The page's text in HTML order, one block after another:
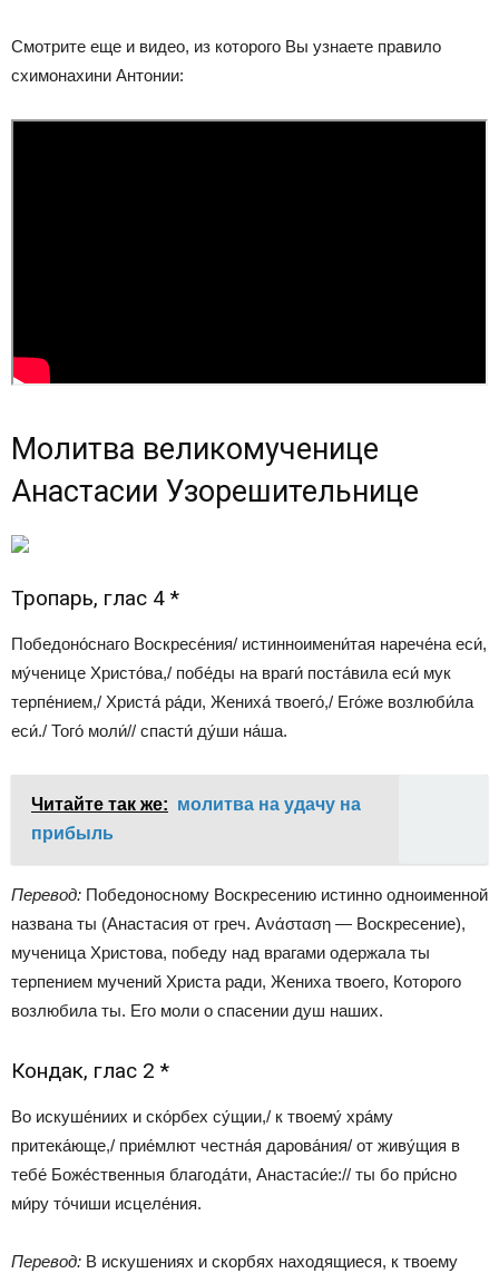
Смотрите еще и видео, из которого Вы узнаете правило
схимонахини Антонии:
Молитва великомученице
Анастасии Узорешительнице
Тропарь, глас 4 *
Победоно́снаго Воскресе́ния/ истинноимени́тая нарече́на еси́,
му́ченице Христо́ва,/ побе́ды на враги́ поста́вила еси́ мук
терпе́нием,/ Христа́ ра́ди, Жениха́ твоего́,/ Его́же возлюби́ла
еси́./ Того́ моли́// спасти́ ду́ши на́ша.
Читайте так же: молитва на удачу на
прибыль
Перевод: Победоносному Воскресению истинно одноименной
названа ты (Анастасия от греч. Ανάσταση — Воскресение),
мученица Христова, победу над врагами одержала ты
терпением мучений Христа ради, Жениха твоего, Которого
возлюбила ты. Его моли о спасении душ наших.
Кондак, глас 2 *
Во искуше́ниих и ско́рбех су́щии,/ к твоему́ хра́му
притека́юще,/ прие́млют честна́я дарова́ния/ от живу́щия в
тебе́ Боже́ственныя благода́ти, Анастаси́е:// ты бо при́сно
ми́ру то́чиши исцеле́ния.
Перевод: В искушениях и скорбях находящиеся, к твоему